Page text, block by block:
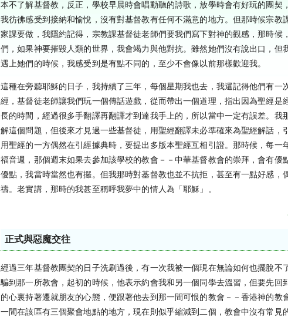
本不了解基督教，反正，學校早晨時會唱動聽的詩歌，放學時會有好玩的團契
我彷彿感受到接納和愉悅，沒有對基督教有任何不滿意的地方。但那時候宗教
家課要做，我隱約記得，宗教課基督徒老師們要我們寫下對神的觀感，那時候
們，如果神要摧毀人類的世界，我會竭力與他對抗。雖然她們沒有說出口，但
遇上她們的時候，我感受到是有點不同的，至少不會像以前那樣歡迎我。
這種在旁聽耶穌的日子，我持續了三年，每個星期我也去，我還記得他們有一
經，基督徒老師讓我們玩一個傳話遊戲，從而帶出一個道理，指出因為聖經是
長的時間，經過很多手翻譯再翻譯才到達我手上的，所以當中一定有誤差。我
解這個問題，但後來才見過一些基督徒，用聖經翻譯未必準確來為聖經解話，
用聖經的一方偶然在引經據典時，要提出多版本聖經互相引證。那時候，每一
福音週，那個週末如果去參加該學校的教會－－中華基督教會的崇拜，會有優
優點，我當時當然也有攞。但我那時對基督教也並不抗拒，甚至有一點好感，
禱。老實講，那時的我甚至稱呼我夢中的情人為「耶穌」。
正式與惡魔交往
經過三年基督教團契的日子洗刷過後，有一次我被一個現在無論如何也擺脫不
騙到那一所教會，起初的時候，他表示約會我和另一個同學去溫習，但要先回
的心裏持著遷就朋友的心態，便跟著他去到那一間可恨的教會－－香港神的教
一間在該區有三個聚會地點的地方，現在則似乎縮減到二個，教會中沒有常見